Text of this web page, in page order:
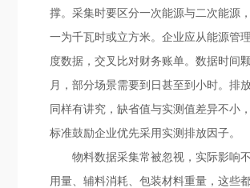
撑。采集时要区分一次能源与二次能源
一为千瓦时或立方米。企业应从能源管
度数据，交叉比对财务账单。数据时间
月，部分场景需要到日甚至到小时。排
同样有讲究，缺省值与实测值差异不小
标准鼓励企业优先采用实测排放因子。
物料数据采集常被忽视，实际影响
用量、辅料消耗、包装材料重量，这些